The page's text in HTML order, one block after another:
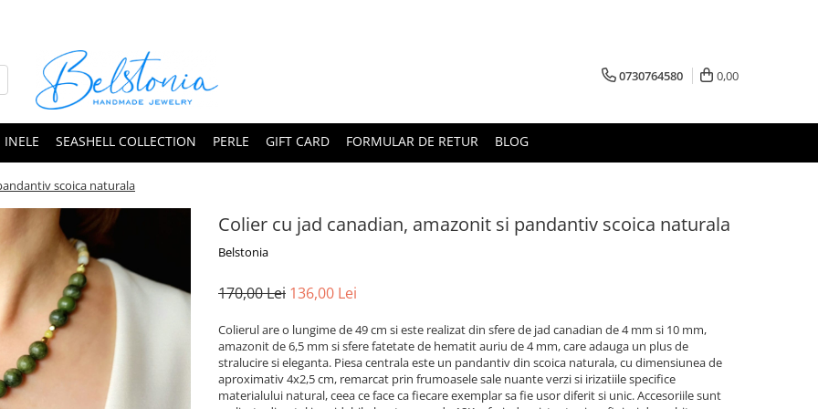
0730764580 0,00
INELE SEASHELL COLLECTION PERLE GIFT CARD FORMULAR DE RETUR BLOG
scoica naturala
Colier cu jad canadian, amazonit si pandantiv scoica naturala
Belstonia
170,00 Lei 136,00 Lei
Colierul are o lungime de 49 cm si este realizat din sfere de jad canadian de 4 mm si 10 mm,
amazonit de 6,5 mm si sfere fatetate de hematit auriu de 4 mm, care adauga un plus de
stralucire si eleganta. Piesa centrala este un pandantiv din scoica naturala, cu dimensiunea de
aproximativ 4x2,5 cm, remarcat prin frumoasele sale nuante verzi si irizatiile specifice
materialului natural, ceea ce face ca fiecare exemplar sa fie usor diferit si unic. Accesoriile sunt